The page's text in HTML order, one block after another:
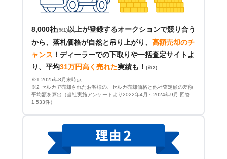
8,000社(※1) 以上が登録するオークションで競り合う
から、落札価格が自然と吊り上がり、 高額売却のチ
ャンス ！ ディーラーでの下取りや一括査定サイトよ
り、平均31万円高く売れた実績も！ (※2)
※1 2025年8月末時点
※2 セルカで売却されたお客様の、セルカ売却価格と他社査定額の差額
平均額を算出（当社実施アンケートより2022年4月～2024年9月 回答
1,533件）